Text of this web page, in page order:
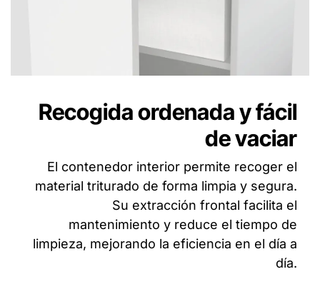
Recogida ordenada y fácil
de vaciar
El contenedor interior permite recoger el
material triturado de forma limpia y segura.
Su extracción frontal facilita el
mantenimiento y reduce el tiempo de
limpieza, mejorando la eficiencia en el día a
día.